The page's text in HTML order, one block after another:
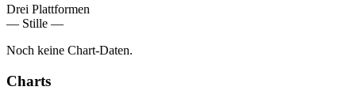
Drei Plattformen
— Stille —
Noch keine Chart-Daten.
Charts